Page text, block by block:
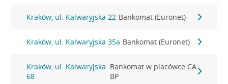
Kraków, ul. Kalwaryjska 22 Bankomat (Euronet)
Kraków, ul. Kalwaryjska 35a Bankomat (Euronet)
Kraków, ul. Kalwaryjska
68
Bankomat w placówce CA
BP